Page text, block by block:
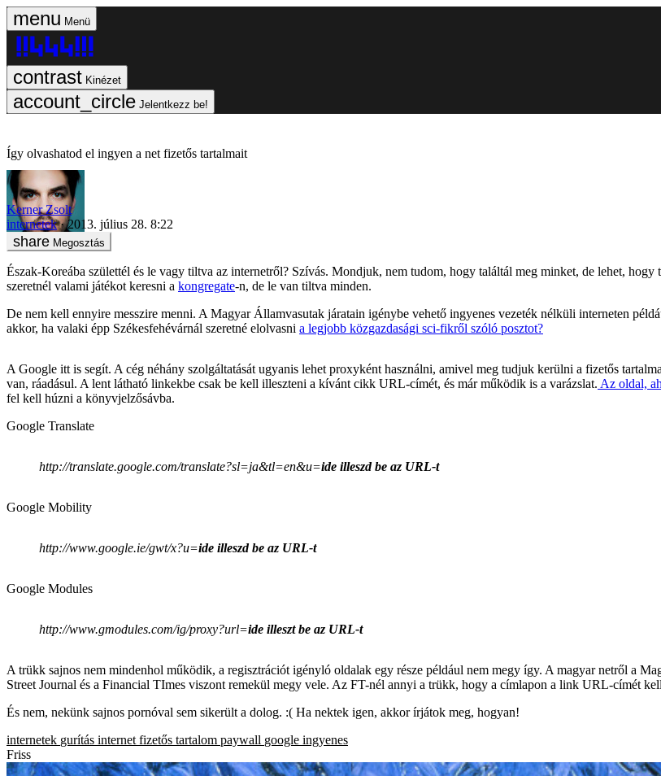
Menü
Kinézet
Jelentkezz be!
Így olvashatod el ingyen a net fizetős tartalmait
Kerner Zsolt
internetek
2013. július 28. 8:22
Megosztás
Észak-Koreába születtél és le vagy tiltva az internetről? Szívás. Mondjuk, nem tudom, hogy találtál meg minket, de lehet,
szeretnél valami játékot keresni a kongregate-n, de le van tiltva minden.
De nem kell ennyire messzire menni. A Magyar Államvasutak járatain igénybe vehető ingyenes vezeték nélküli interneten
akkor, ha valaki épp Székesfehévárnál szeretné elolvasni a legjobb közgazdasági sci-fikről szóló posztot?
A Google itt is segít. A cég néhány szolgáltatását ugyanis lehet proxyként használni, amivel meg tudjuk kerülni a fizetős
van, ráadásul. A lent látható linkekbe csak be kell illeszteni a kívánt cikk URL-címét, és már működik is a varázslat. Az oldal,
fel kell húzni a könyvjelzősávba.
Google Translate
http://translate.google.com/translate?sl=ja&tl=en&u=ide illeszd be az URL-t
Google Mobility
http://www.google.ie/gwt/x?u=ide illeszd be az URL-t
Google Modules
http://www.gmodules.com/ig/proxy?url=ide illeszt be az URL-t
A trükk sajnos nem mindenhol működik, a regisztrációt igényló oldalak egy része például nem megy így. A magyar netről a
Street Journal és a Financial TImes viszont remekül megy vele. Az FT-nél annyi a trükk, hogy a címlapon a link URL-címét
És nem, nekünk sajnos pornóval sem sikerült a dolog. :( Ha nektek igen, akkor írjátok meg, hogyan!
internetek gurítás internet fizetős tartalom paywall google ingyenes
Friss